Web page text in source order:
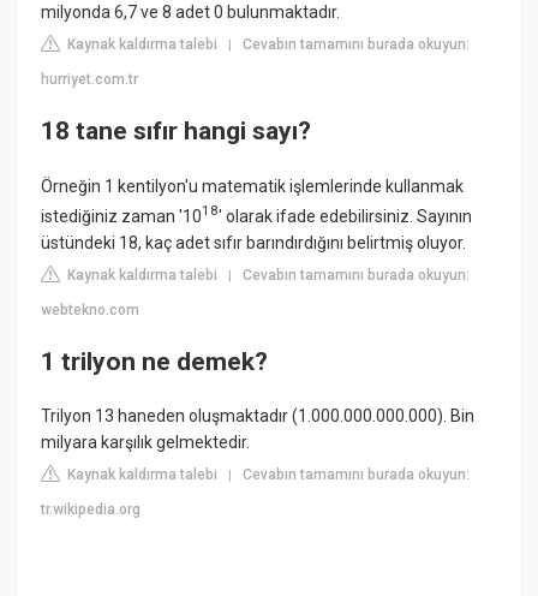
milyonda 6,7 ve 8 adet 0 bulunmaktadır.
Kaynak kaldırma talebi |Cevabın tamamını burada okuyun:
hurriyet.com.tr
18 tane sıfır hangi sayı?
Örneğin 1 kentilyon'u matematik işlemlerinde kullanmak
istediğiniz zaman '1018' olarak ifade edebilirsiniz. Sayının
üstündeki 18, kaç adet sıfır barındırdığını belirtmiş oluyor.
Kaynak kaldırma talebi |Cevabın tamamını burada okuyun:
webtekno.com
1 trilyon ne demek?
Trilyon 13 haneden oluşmaktadır (1.000.000.000.000). Bin
milyara karşılık gelmektedir.
Kaynak kaldırma talebi |Cevabın tamamını burada okuyun:
tr.wikipedia.org